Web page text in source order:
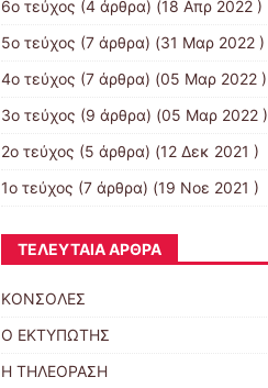
6ο τεύχος (4 άρθρα) (18 Απρ 2022 )
5ο τεύχος (7 άρθρα) (31 Μαρ 2022 )
4ο τεύχος (7 άρθρα) (05 Μαρ 2022 )
3ο τεύχος (9 άρθρα) (05 Μαρ 2022 )
2ο τεύχος (5 άρθρα) (12 Δεκ 2021 )
1ο τεύχος (7 άρθρα) (19 Νοε 2021 )
ΤΕΛΕΥΤΑΊΑ ΆΡΘΡΑ
ΚΟΝΣΟΛΕΣ
Ο ΕΚΤΥΠΩΤΗΣ
Η ΤΗΛΕΟΡΑΣΗ